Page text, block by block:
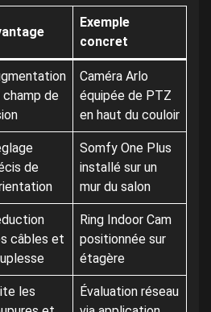
Exemple
concret
champ de
Caméra Arlo
équipée de PTZ
en haut du couloir
de
Somfy One Plus
installé sur un
mur du salon
câbles et
Ring Indoor Cam
positionnée sur
étagère
les
Évaluation réseau